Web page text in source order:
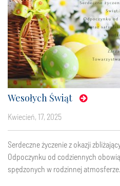
Wesołych Świąt
kwiecień, 17, 2025
Serdeczne życzenie z okazji
Odpoczynku od codziennych
spędzonych w rodzinnej